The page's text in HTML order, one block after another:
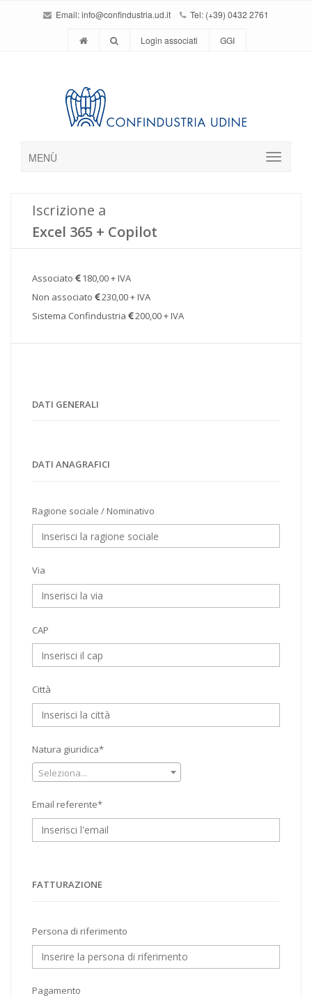
Email:info@confindustria.ud.it Tel: (+39) 0432 2761
Login associati GGI
MENÙ
Iscrizione a
Excel 365 + Copilot
Associato
180,00 + IVA
Non associato
230,00 + IVA
Sistema Confindustria
200,00 + IVA
DATI GENERALI
DATI ANAGRAFICI
Ragione sociale / Nominativo
Via
CAP
Città
Natura giuridica*
Seleziona...
Email referente*
FATTURAZIONE
Persona di riferimento
Pagamento